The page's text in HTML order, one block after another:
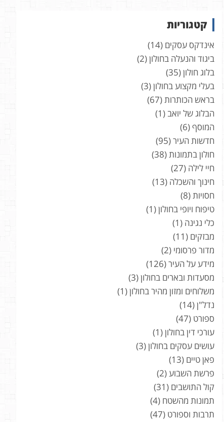
קטגוריות
אינדקס עסקים (14)
ביגוד והנעלה בחולון(2)
בלוג חולון(35)
בעלי מקצוע בחולון(3)
בראש הכותרות (67)
הבלוג של יואב (1)
המוסף(6)
חדשות העיר(95)
חולון בתמונות (38)
חיי לילה (27)
חינוך והשכלה (13)
חסויות (8)
טיפוח ויופי בחולון(1)
כלי נגינה (1)
מבזקים (11)
מדור פרסומי (2)
מידע על העיר(126)
מסעדות ובארים בחולון(3)
משלוחים ומזון מהיר בחולון(1)
נדל"ן(14)
ספורט (47)
עורכי דין בחולון(1)
עושים עסקים בחולון(3)
פאן טיים (13)
פרשת השבוע (2)
קול התושבים (31)
תמונות מהשטח (4)
תרבות וספורט (47)